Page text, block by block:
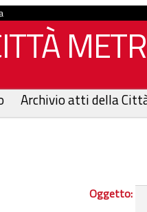
Archivio atti della
Oggetto: